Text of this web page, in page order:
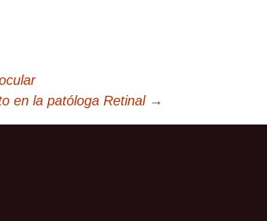
en la patóloga Retinal →